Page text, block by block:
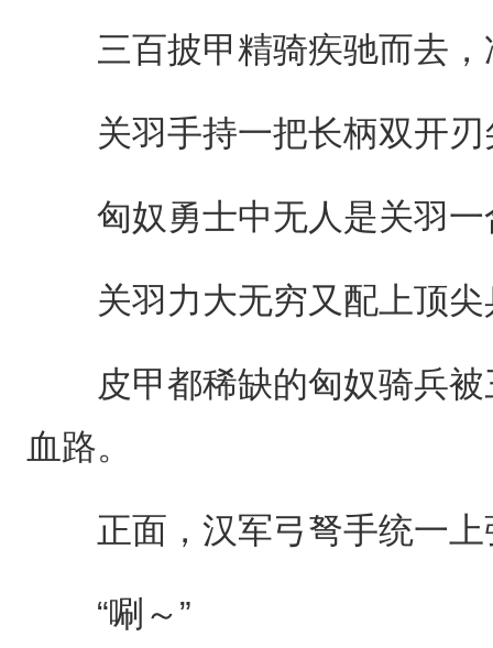
三百披甲精骑疾驰而去，
关羽手持一把长柄双开刃
匈奴勇士中无人是关羽一
关羽力大无穷又配上顶尖
皮甲都稀缺的匈奴骑兵被
血路。
正面，汉军弓弩手统一上
“唰～”